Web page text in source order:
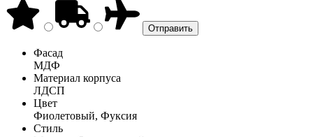
Фасад
МДФ
Материал корпуса
ЛДСП
Цвет
Фиолетовый, Фуксия
Стиль